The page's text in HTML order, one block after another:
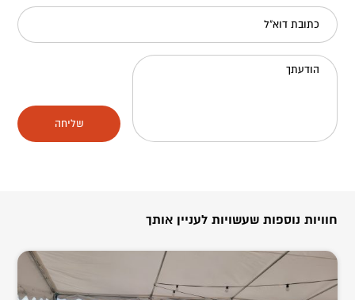
כתובת דוא"ל
הודעתך
שליחה
חוויות נוספות שעשויות לעניין אותך